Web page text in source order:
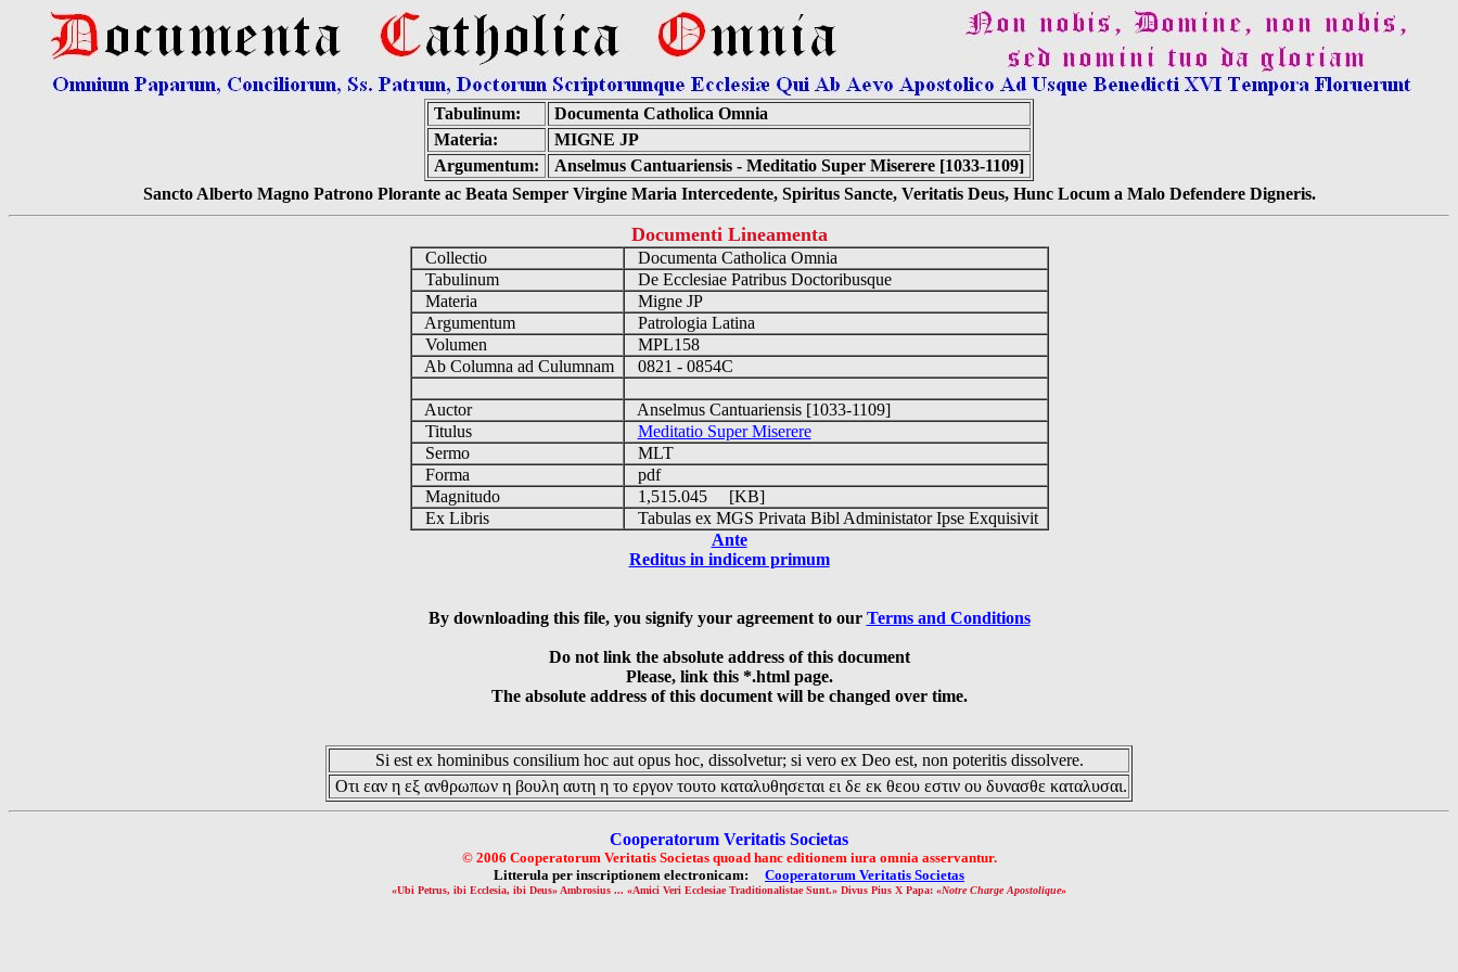
Tabulinum:
Documenta Catholica Omnia
Materia:
MIGNE JP
Argumentum:
Anselmus Cantuariensis - Meditatio Super Miserere [1033-1109]
Sancto Alberto Magno Patrono Plorante ac Beata Semper Virgine Maria Intercedente, Spiritus Sancte, Veritatis Deus, Hunc Locum a Malo Defendere Digneris.
Documenti Lineamenta
Collectio
Documenta Catholica Omnia
Tabulinum
De Ecclesiae Patribus Doctoribusque
Materia
Migne JP
Argumentum
Patrologia Latina
Volumen
MPL158
Ab Columna ad Culumnam
0821 - 0854C
Auctor
Anselmus Cantuariensis [1033-1109]
Titulus
Meditatio Super Miserere
Sermo
MLT
Forma
pdf
Magnitudo
1,515.045 [KB]
Ex Libris
Tabulas ex MGS Privata Bibl Administator Ipse Exquisivit
Ante
Reditus in indicem primum
By downloading this file, you signify your agreement to our Terms and Conditions
Do not link the absolute address of this document
Please, link this *.html page.
The absolute address of this document will be changed over time.
Si est ex hominibus consilium hoc aut opus hoc, dissolvetur; si vero ex Deo est, non poteritis dissolvere.
Οτι εαν η εξ ανθρωπων η βουλη αυτη η το εργον τουτο καταλυθησεται ει δε εκ θεου εστιν ου δυνασθε καταλυσαι.
Cooperatorum Veritatis Societas
© 2006 Cooperatorum Veritatis Societas quoad hanc editionem iura omnia asservantur.
Litterula per inscriptionem electronicam: Cooperatorum Veritatis Societas
«Ubi Petrus, ibi Ecclesia, ibi Deus» Ambrosius ... «Amici Veri Ecclesiae Traditionalistae Sunt.» Divus Pius X Papa: «Notre Charge Apostolique»